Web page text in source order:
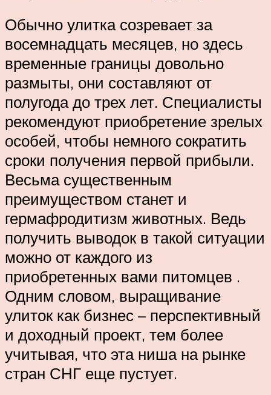
Обычно улитка созревает за
восемнадцать месяцев, но здесь
временные границы довольно
размыты, они составляют от
полугода до трех лет. Специалисты
рекомендуют приобретение зрелых
особей, чтобы немного сократить
сроки получения первой прибыли.
Весьма существенным
преимуществом станет и
гермафродитизм животных. Ведь
получить выводок в такой ситуации
можно от каждого из
приобретенных вами питомцев .
Одним словом, выращивание
улиток как бизнес – перспективный
и доходный проект, тем более
учитывая, что эта ниша на рынке
стран СНГ еще пустует.